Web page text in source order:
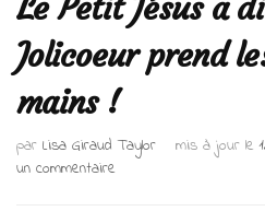
Le Petit Jésus a
Jolicoeur prend
mains !
par Lisa Giraud Taylor mis à jour le
un commentaire